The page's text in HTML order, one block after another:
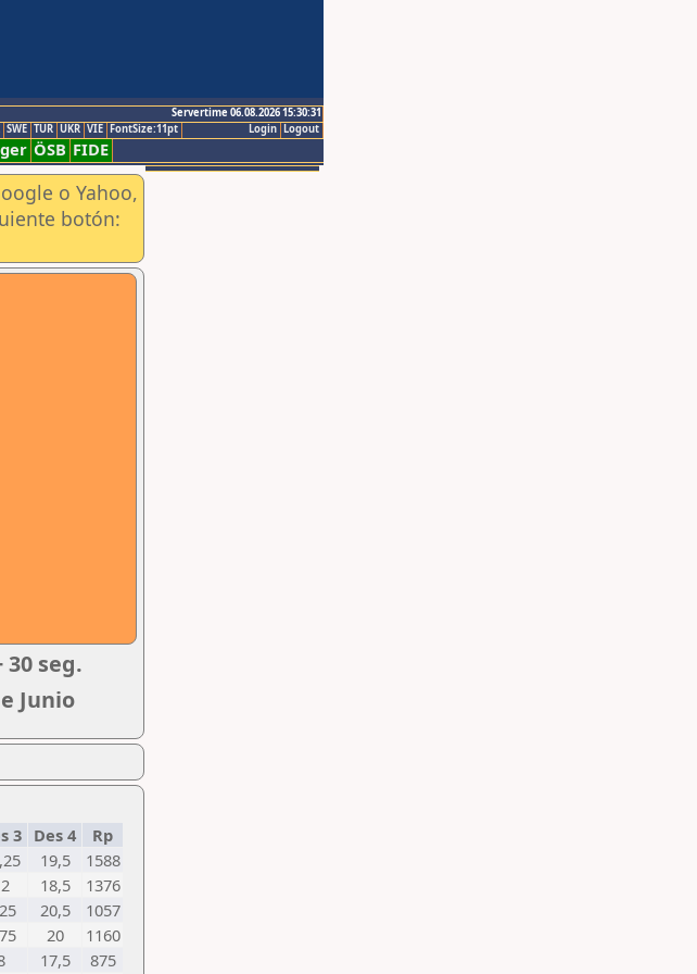
Servertime 06.08.2026 15:30:31
Logout
Login
SWE TUR UKR VIE FontSize:11pt
ÖSB FIDE
o Yahoo,
botón:
seg.
Junio
3 Des 4
Rp
19,5
1588
18,5
1376
20,5
1057
20
1160
17,5 875